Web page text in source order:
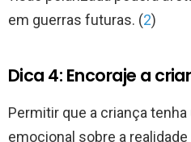
em guerras futuras. (2)
Dica 4: Encoraje a
Permitir que a criança
emocional sobre a